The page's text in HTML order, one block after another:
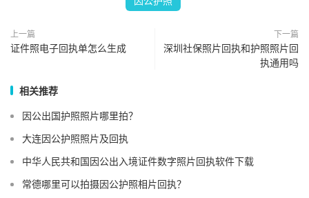
上一篇
证件照电子回执单怎么生成
下一篇
深圳社保照片回执和护照照片回
执通用吗
相关推荐
因公出国护照照片哪里拍？
大连因公护照照片及回执
中华人民共和国因公出入境证件数字照片回执软件下载
常德哪里可以拍摄因公护照相片回执？